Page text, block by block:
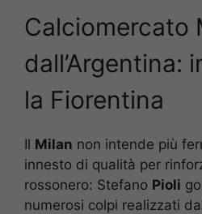
Calciomercato
dall’Argentina:
la Fiorentina
Il Milan non intende più
innesto di qualità per
rossonero: Stefano Pioli
numerosi colpi realizzati